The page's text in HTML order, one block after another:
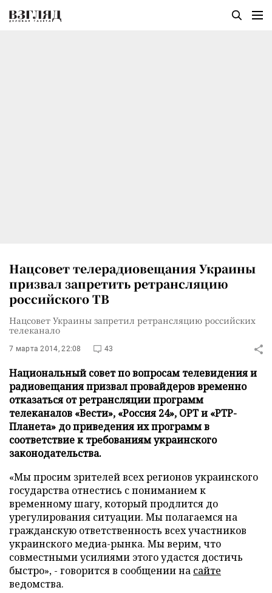
Нацсовет телерадиовещания Украины
призвал запретить ретрансляцию
российского ТВ
Нацсовет Украины запретил ретрансляцию российских
телеканало
7 марта 2014, 22:08 43
Национальный совет по вопросам телевидения и
радиовещания призвал провайдеров временно
отказаться от ретрансляции программ
телеканалов «Вести», «Россия 24», ОРТ и «РТР-
Планета» до приведения их программ в
соответствие к требованиям украинского
законодательства.
«Мы просим зрителей всех регионов украинского
государства отнестись с пониманием к
временному шагу, который продлится до
урегулирования ситуации. Мы полагаемся на
гражданскую ответственность всех участников
украинского медиа-рынка. Мы верим, что
совместными усилиями этого удастся достичь
быстро», - говорится в сообщении на сайте
ведомства.